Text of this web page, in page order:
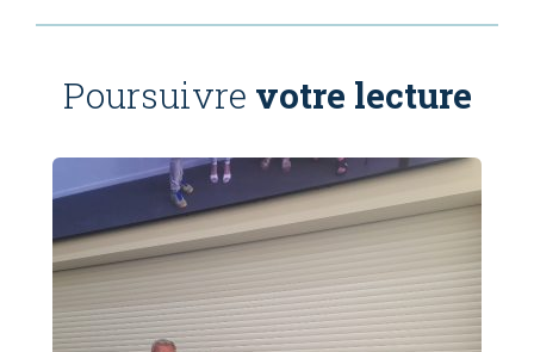
Poursuivre votre lecture